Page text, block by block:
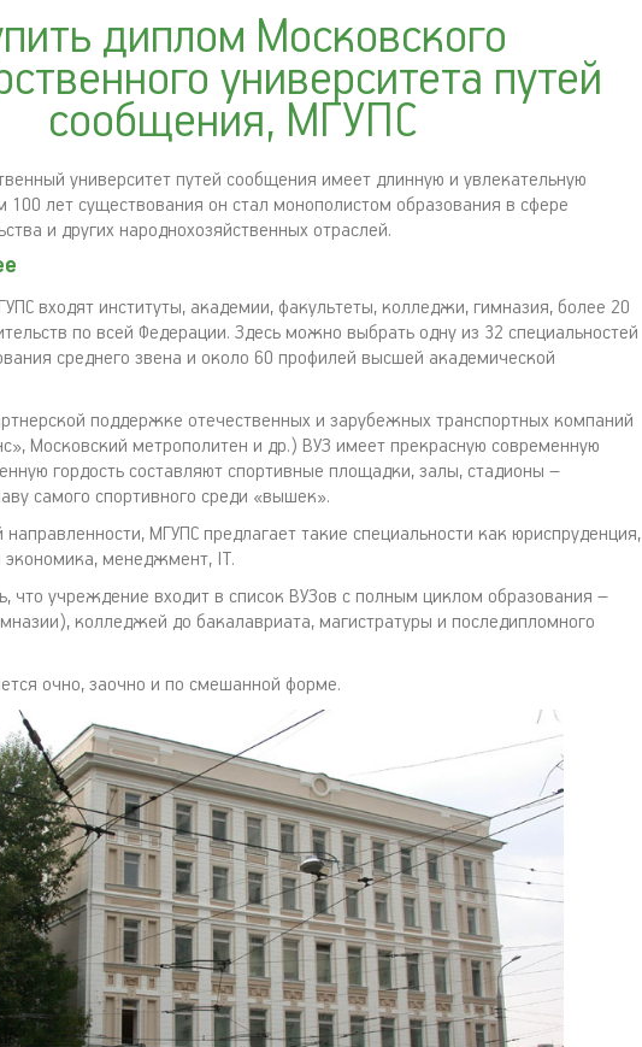
диплом Московского
университета путей
сообщения, МГУПС
университет путей сообщения имеет длинную и увлекательную
100 лет существования он стал монополистом образования в сфере
и других народнохозяйственных отраслей.
входят институты, академии, факультеты, колледжи, гимназия, более 20
по всей Федерации. Здесь можно выбрать одну из 32 специальностей
среднего звена и около 60 профилей высшей академической
поддержке отечественных и зарубежных транспортных компаний
Московский метрополитен и др.) ВУЗ имеет прекрасную современную
гордость составляют спортивные площадки, залы, стадионы –
самого спортивного среди «вышек».
МГУПС предлагает такие специальности как юриспруденция,
экономика, менеджмент, IT.
что учреждение входит в список ВУЗов с полным циклом образования –
колледжей до бакалавриата, магистратуры и последипломного
очно, заочно и по смешанной форме.